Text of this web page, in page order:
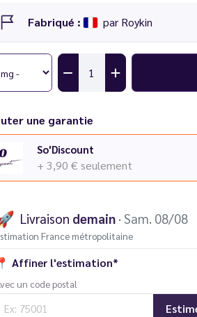
Fabriqué : par Roykin
une garantie
So'Discount
+ 3,90 € seulement
Livraison demain · Sam. 08/08
France métropolitaine
📍 Affiner l'estimation*
un code postal